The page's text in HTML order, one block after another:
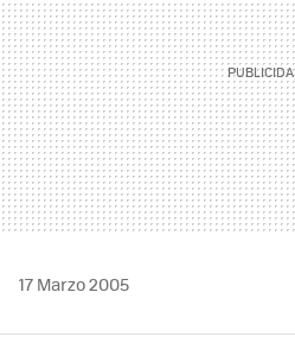
17 Marzo 2005